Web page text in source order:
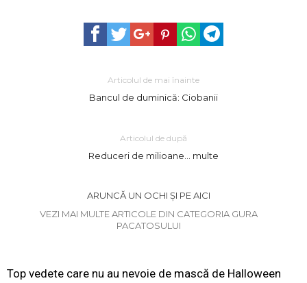
Articolul de mai înainte
Bancul de duminică: Ciobanii
Articolul de după
Reduceri de milioane… multe
ARUNCĂ UN OCHI ȘI PE AICI
VEZI MAI MULTE ARTICOLE DIN CATEGORIA GURA
PACATOSULUI
Top vedete care nu au nevoie de mască de Halloween